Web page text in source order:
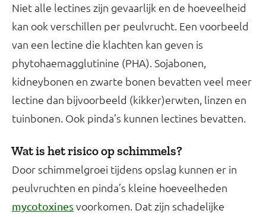
Niet alle lectines zijn gevaarlijk en de hoeveelheid
kan ook verschillen per peulvrucht. Een voorbeeld
van een lectine die klachten kan geven is
phytohaemagglutinine (PHA). Sojabonen,
kidneybonen en zwarte bonen bevatten veel meer
lectine dan bijvoorbeeld (kikker)erwten, linzen en
tuinbonen. Ook pinda’s kunnen lectines bevatten.
Wat is het risico op schimmels?
Door schimmelgroei tijdens opslag kunnen er in
peulvruchten en pinda’s kleine hoeveelheden
mycotoxinesvoorkomen. Dat zijn schadelijke